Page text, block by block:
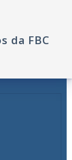
da FBC